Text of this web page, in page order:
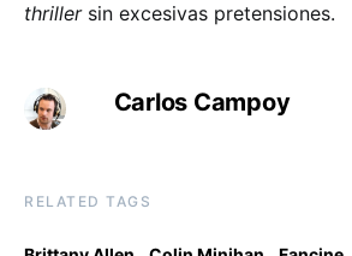
thriller sin excesivas pretensiones.
Carlos Campoy
RELATED TAGS